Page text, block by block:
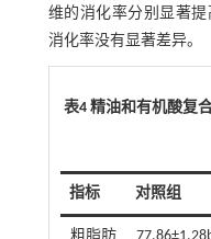
维的消化率分别显著提
消化率没有显著差异。
表4 精油和有机酸复
指标 对照组